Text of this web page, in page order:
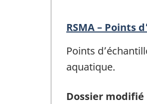
RSMA – Points
Points
aquatique.
Dossier modifié